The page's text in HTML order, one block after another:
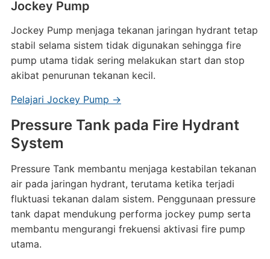
Jockey Pump
Jockey Pump menjaga tekanan jaringan hydrant tetap
stabil selama sistem tidak digunakan sehingga fire
pump utama tidak sering melakukan start dan stop
akibat penurunan tekanan kecil.
Pelajari Jockey Pump →
Pressure Tank pada Fire Hydrant
System
Pressure Tank membantu menjaga kestabilan tekanan
air pada jaringan hydrant, terutama ketika terjadi
fluktuasi tekanan dalam sistem. Penggunaan pressure
tank dapat mendukung performa jockey pump serta
membantu mengurangi frekuensi aktivasi fire pump
utama.